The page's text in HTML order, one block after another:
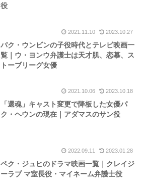
役
2021.11.10 2023.10.27
パク・ウンビンの子役時代とテレビ映画一
覧｜ウ・ヨンウ弁護士は天才肌、恋慕、ス
トーブリーグ女優
2021.10.06 2023.10.18
「還魂」キャスト変更で降板した女優パ
ク・ヘウンの現在｜アダマスのサン役
2022.09.11 2023.01.28
ペク・ジュヒのドラマ映画一覧｜クレイジ
ーラブ マ室長役・マイネーム弁護士役